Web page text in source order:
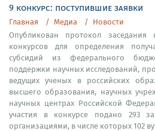
9 конкурс: поступившие заявки
Главная Медиа
Новости
Опубликован протокол
конкурсов для определения
субсидий из федерального
поддержки научных исследований,
ведущих ученых в российских
высшего образования, научных
научных центрах Российской
участия в конкурсе подано 293
организациями, в числе которых 102